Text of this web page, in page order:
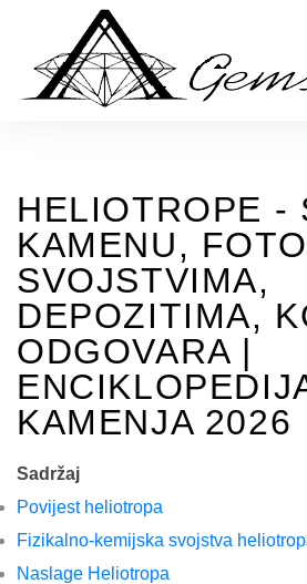
HELIOTROPE -
KAMENU,
SVOJSTVIMA,
DEPOZITIMA,
ODGOVARA |
KAMENJA 2026
Sadržaj
Povijest heliotropa
Fizikalno-kemijska svojstva
Naslage Heliotropa